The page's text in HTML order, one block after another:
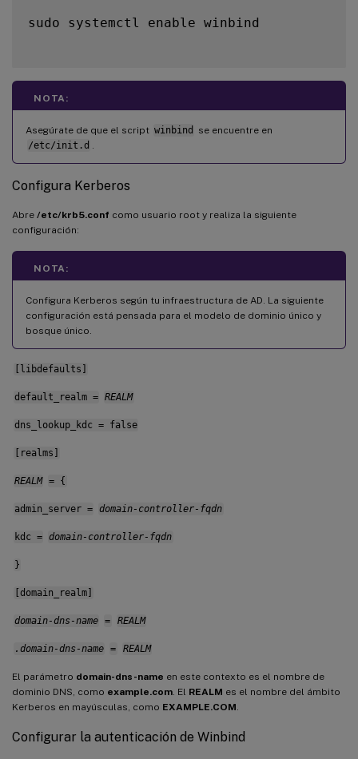
sudo systemctl enable winbind
NOTA:
Asegúrate de que el script winbind
se encuentre en
/etc/init.d
Configura Kerberos
Abre /etc/krb5.conf como usuario root y realiza la siguiente
configuración:
NOTA:
Configura Kerberos según tu infraestructura de AD. La siguiente
configuración está pensada para el modelo de dominio único y
bosque único.
[libdefaults]
default_realm = REALM
dns_lookup_kdc = false
[realms]
REALM = {
admin_server = domain-controller-fqdn
kdc = domain-controller-fqdn
}
[domain_realm]
domain-dns-name = REALM
.domain-dns-name = REALM
El parámetro domain-dns-name en este contexto es el nombre de
dominio DNS, como example.com . El REALM es el nombre del ámbito
Kerberos en mayúsculas, como EXAMPLE.COM
Configurar la autenticación de Winbind